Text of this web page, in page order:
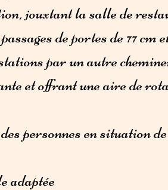
jouxtant la salle de
de portes de 77 cm
par un autre
et offrant une aire de
personnes en situation
adaptée